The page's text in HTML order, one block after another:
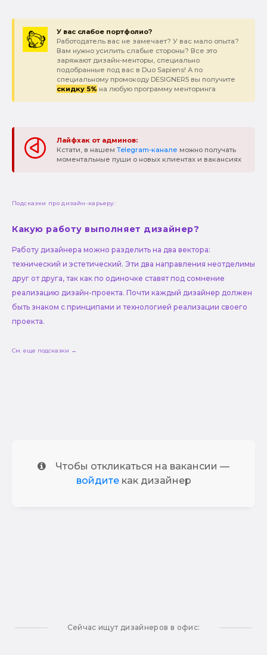
У вас слабое портфолио?
Работодатель вас не замечает? У вас мало опыта?
Вам нужно усилить слабые стороны? Все это
заряжают дизайн-менторы, специально
подобранные под вас в Duo Sapiens! А по
специальному промокоду DESIGNER5 вы получите
скидку 5% на любую программу менторинга
Лайфхак от админов:
Кстати, в нашем Telegram-канале можно получать
моментальные пуши о новых клиентах и вакансиях
Подсказки про дизайн-карьеру:
Какую работу выполняет дизайнер?
Работу дизайнера можно разделить на два вектора:
технический и эстетический. Эти два направления неотделимы
друг от друга, так как по одиночке ставят под сомнение
реализацию дизайн-проекта. Почти каждый дизайнер должен
быть знаком с принципами и технологией реализации своего
проекта.
См. еще подсказки →
Чтобы откликаться на вакансии —
войдитекак дизайнер
Сейчас ищут дизайнеров в офис: